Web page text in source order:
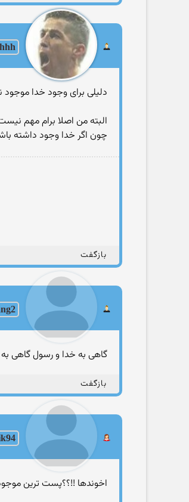
دلیلی برای وجود خدا
البته من اصلا برام مهم
چون اگر خدا وجود داشته
بازگفت
گاهی به خدا و رسول گاهی به
بازگفت
اخوندها !!؟؟پست ترین